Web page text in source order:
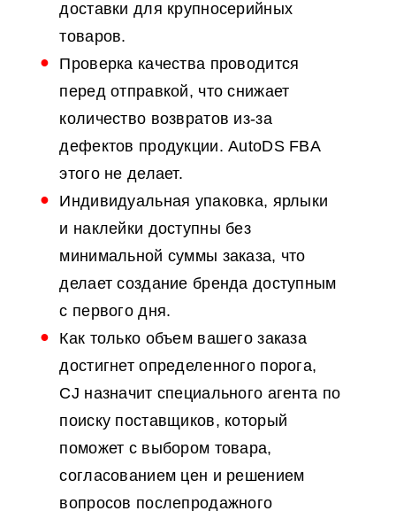
доставки для крупносерийных
товаров.
Проверка качества проводится
перед отправкой, что снижает
количество возвратов из-за
дефектов продукции. AutoDS FBA
этого не делает.
Индивидуальная упаковка, ярлыки
и наклейки доступны без
минимальной суммы заказа, что
делает создание бренда доступным
с первого дня.
Как только объем вашего заказа
достигнет определенного порога,
CJ назначит специального агента по
поиску поставщиков, который
поможет с выбором товара,
согласованием цен и решением
вопросов послепродажного